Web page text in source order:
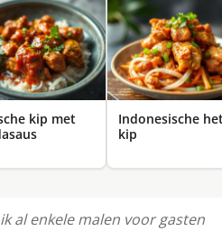
kip met
Indonesische
kip
al enkele malen voor gasten